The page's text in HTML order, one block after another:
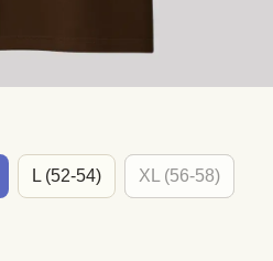
L (52-54) XL (56-58)